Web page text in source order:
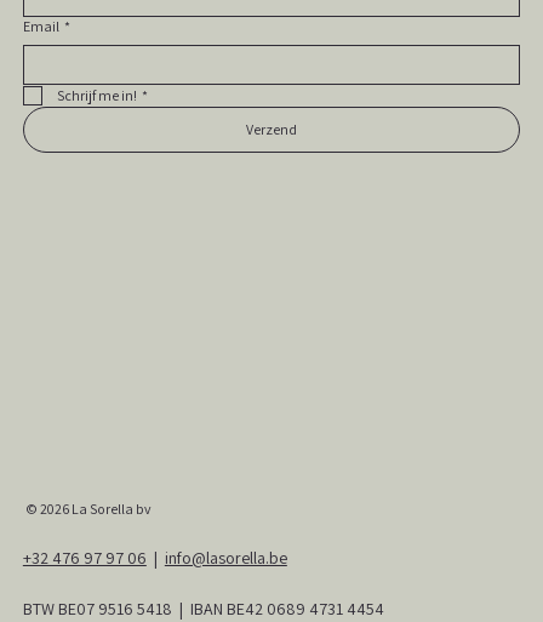
Email *
Schrijf me in! *
Verzend
© 2026 La Sorella bv
+32 476 97 97 06 | info@lasorella.be
BTW BE07 9516 5418 | IBAN BE42 0689 4731 4454